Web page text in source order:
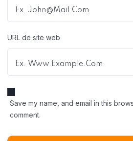
URL de site web
Save my name, and email in this
comment.